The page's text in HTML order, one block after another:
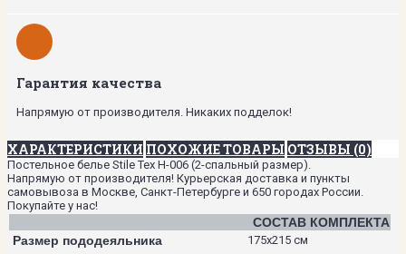
Гарантия качества
Напрямую от производителя. Никаких подделок!
ХАРАКТЕРИСТИКИ ПОХОЖИЕ ТОВАРЫ ОТЗЫВЫ (0)
Постельное белье Stile Tex H-006 (2-спальный размер).
Напрямую от производителя! Курьерская доставка и пункты
самовывоза в Москве, Санкт-Петербурге и 650 городах России.
Покупайте у нас!
СОСТАВ КОМПЛЕКТА
Размер пододеяльника
175х215 см